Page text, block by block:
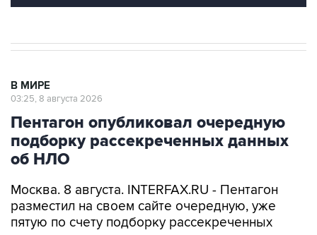
Пентагон опубликовал очередную
подборку рассекреченных данных
об НЛО
Москва. 8 августа. INTERFAX.RU - Пентагон
пятую по счету подборку рассекреченных
американских данных о неопознанных
аномальных явлениях (UAP).